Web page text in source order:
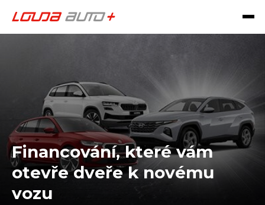
Financování, které vám
otevře dveře k novému
vozu